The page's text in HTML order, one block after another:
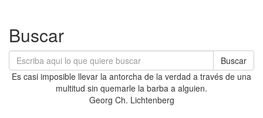
Buscar
Buscar
Es casi imposible llevar la antorcha de la verdad a través de una
multitud sin quemarle la barba a alguien.
Georg Ch. Lichtenberg